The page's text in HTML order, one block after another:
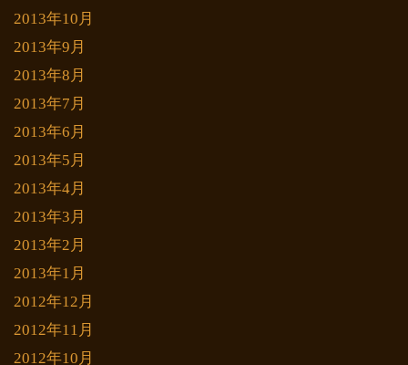
2013年10月
2013年9月
2013年8月
2013年7月
2013年6月
2013年5月
2013年4月
2013年3月
2013年2月
2013年1月
2012年12月
2012年11月
2012年10月